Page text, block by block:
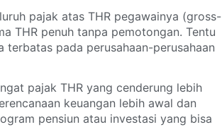
pajak atas THR pegawainya (gross-
THR penuh tanpa pemotongan. Tentu
pada perusahaan-perusahaan
pajak THR yang cenderung lebih
keuangan lebih awal dan
pensiun atau investasi yang bisa